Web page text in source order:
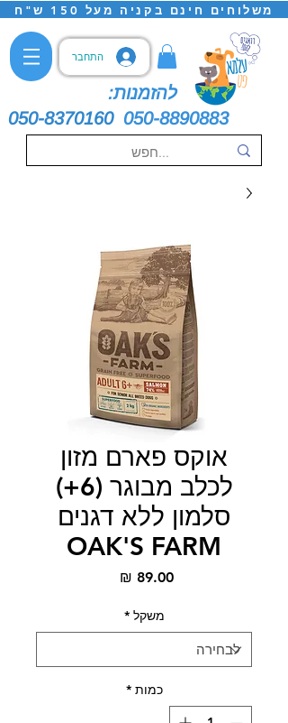
משלוחים חינם בקניה מעל 150 ש"ח
התחבר
להזמנות:
050-8370160 050-8890883
אוקס פארם מזון
לכלב מבוגר (6+)
סלמון ללא דגנים
OAK'S FARM
‏89.00 ‏₪
משקל *
כמות *